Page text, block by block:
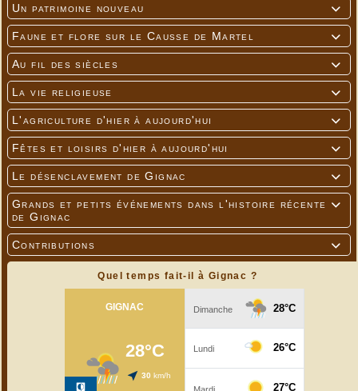

Un patrimoine nouveau

Faune et flore sur le Causse de Martel

Au fil des siècles

La vie religieuse

L'agriculture d'hier à aujourd'hui

Fêtes et loisirs d'hier à aujourd'hui

Le désenclavement de Gignac

Grands et petits événements dans l'histoire récente
de Gignac

Contributions
Quel temps fait-il à Gignac ?